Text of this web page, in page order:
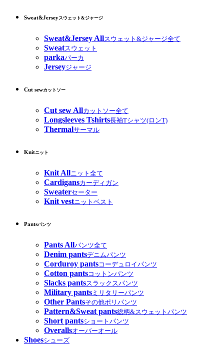
Sweat&Jerseyスウェット&ジャージ
Sweat&Jersey Allスウェット&ジャージ全て
Sweatスウェット
parkaパーカ
Jerseyジャージ
Cut sewカットソー
Cut sew Allカットソー全て
Longsleeves Tshirts長袖Tシャツ(ロンT)
Thermalサーマル
Knitニット
Knit Allニット全て
Cardigansカーディガン
Sweaterセーター
Knit vestニットベスト
Pantsパンツ
Pants Allパンツ全て
Denim pantsデニムパンツ
Corduroy pantsコーデュロイパンツ
Cotton pantsコットンパンツ
Slacks pantsスラックスパンツ
Military pants ミリタリーパンツ
Other Pantsその他ポリパンツ
Pattern&Sweat pants総柄&スウェットパンツ
Short pantsショートパンツ
Overallsオーバーオール
Shoesシューズ